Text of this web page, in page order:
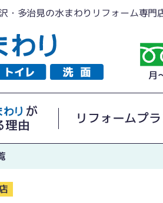
・多治見の水まわりリフォーム専門
月
が
理由
リフォームプ